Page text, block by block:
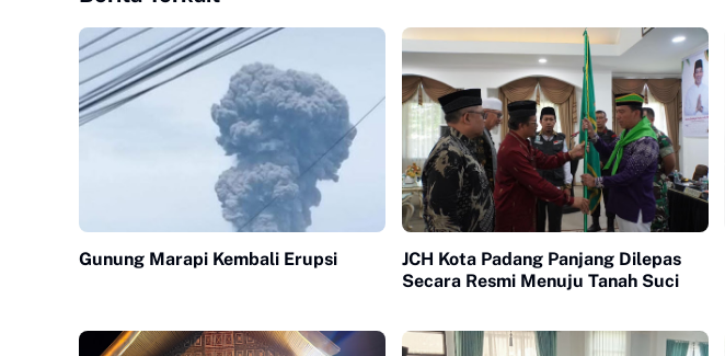
Gunung Marapi Kembali Erupsi
JCH Kota Padang Panjang Dilepas
Secara Resmi Menuju Tanah Suci